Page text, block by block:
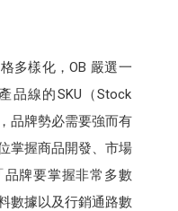
多樣化，OB 嚴選一
品線的SKU（Stock
品牌勢必需要強而有
掌握商品開發、市場
牌要掌握非常多數
數據以及行銷通路數